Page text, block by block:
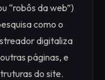
“robôs da web”)
como o
digitaliza
páginas, e
do site.